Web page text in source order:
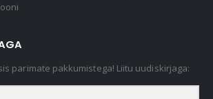
parimate pakkumistega! Liitu uudiskirjaga: